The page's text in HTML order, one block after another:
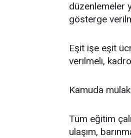
düzenlemeler
gösterge
Eşit işe eşit
verilmeli,
Kamuda
Tüm eğitim
ulaşım,